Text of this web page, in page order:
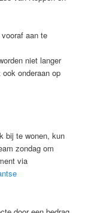
aan te
niet langer
onderaan op
bij te wonen, kun
zondag om
via